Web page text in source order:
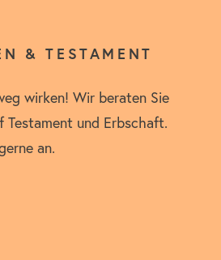
& TESTAMENT
wirken! Wir beraten Sie
Testament und Erbschaft.
an.